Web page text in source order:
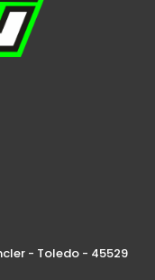
- Toledo - 45529